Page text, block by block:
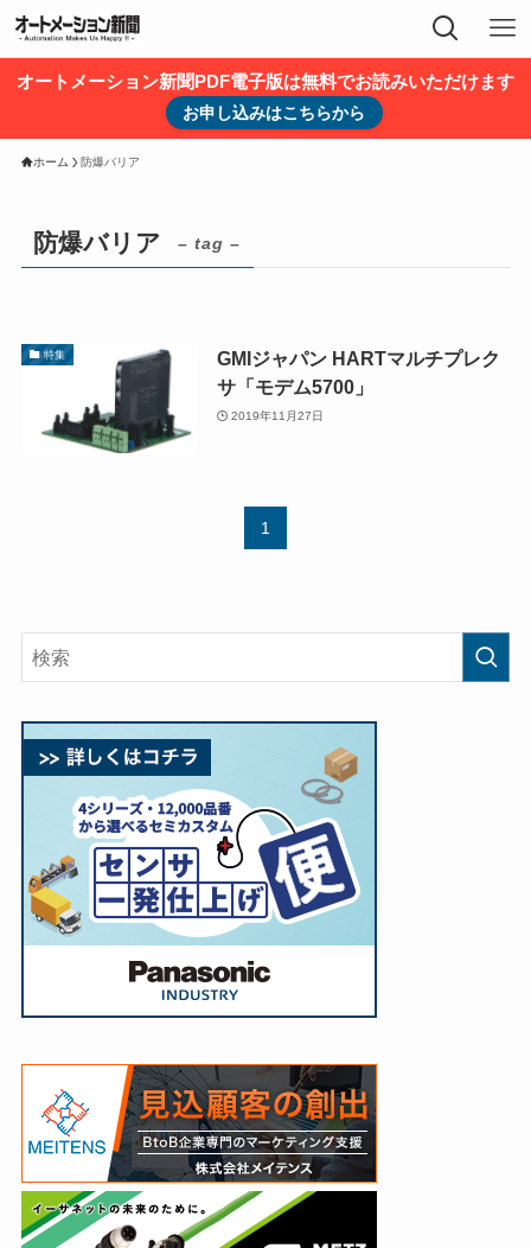
オートメーション新聞PDF電子版は無料でお読みいただけます
お申し込みはこちらから
ホーム 防爆バリア
防爆バリア – tag –
特集
GMIジャパン HARTマルチプレク
サ「モデム5700」
2019年11月27日
1